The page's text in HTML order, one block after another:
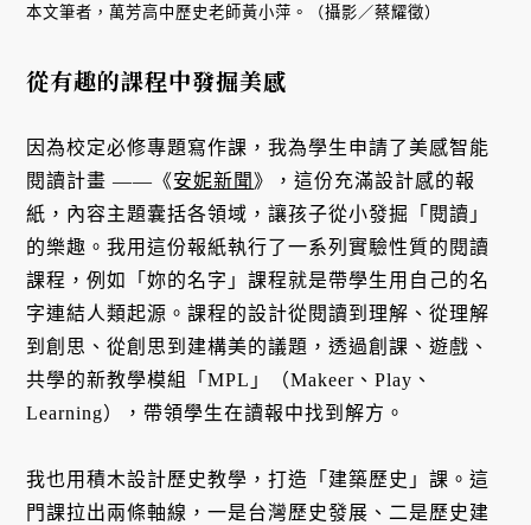
本文筆者，萬芳高中歷史老師黃小萍。（攝影／蔡耀徵）
從有趣的課程中發掘美感
因為校定必修專題寫作課，我為學生申請了美感智能
閱讀計畫 ——《安妮新聞 》，這份充滿設計感的報
紙，內容主題囊括各領域，讓孩子從小發掘「閱讀」
的樂趣。我用這份報紙執行了一系列實驗性質的閱讀
課程，例如「妳的名字」課程就是帶學生用自己的名
字連結人類起源。課程的設計從閱讀到理解、從理解
到創思、從創思到建構美的議題，透過創課、遊戲、
共學的新教學模組「MPL」（Makeer、Play、
Learning），帶領學生在讀報中找到解方。
我也用積木設計歷史教學，打造「建築歷史」課。這
門課拉出兩條軸線，一是台灣歷史發展、二是歷史建